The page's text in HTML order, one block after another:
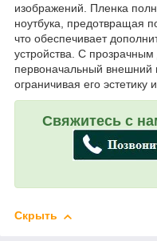
изображений. Пленка
ноутбука, предотвращая
что обеспечивает
устройства. С
первоначальный внешний
ограничивая его эстетику
Свяжитесь с
Скрыть